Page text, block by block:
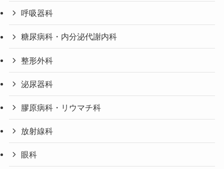
呼吸器科
糖尿病科・内分泌代謝内科
整形外科
泌尿器科
膠原病科・リウマチ科
放射線科
眼科